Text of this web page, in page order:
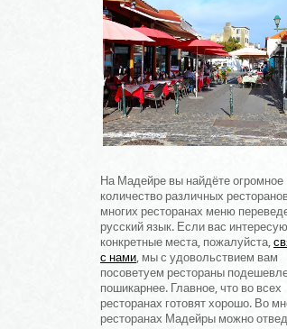
На Мадейре вы найдёте огромное
количество различных
многих ресторанах меню
русский язык. Если вас
конкретные места, пожалуйста,
с нами мы с удовольствием вам
посоветуем рестораны
пошикарнее. Главное, что во всех
ресторанах готовят хорошо. Во
ресторанах Мадейры можно